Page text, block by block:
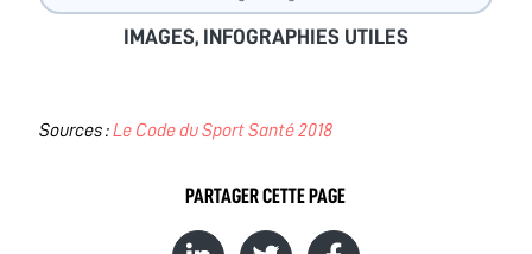
IMAGES, INFOGRAPHIES UTILES
Sources :Le Code du Sport Santé 2018
PARTAGER CETTE PAGE